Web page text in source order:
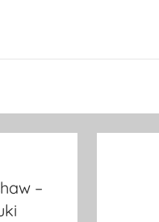
–